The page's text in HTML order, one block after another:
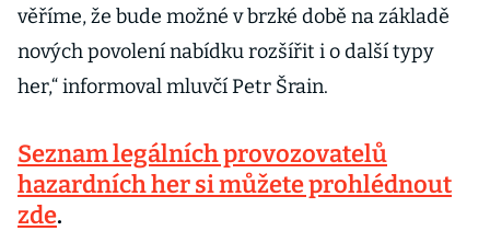
věříme, že bude možné v brzké době na základě
nových povolení nabídku rozšířit i o další typy
her,“ informoval mluvčí Petr Šrain.
Seznam legálních provozovatelů
hazardních her si můžete prohlédnout
zde.